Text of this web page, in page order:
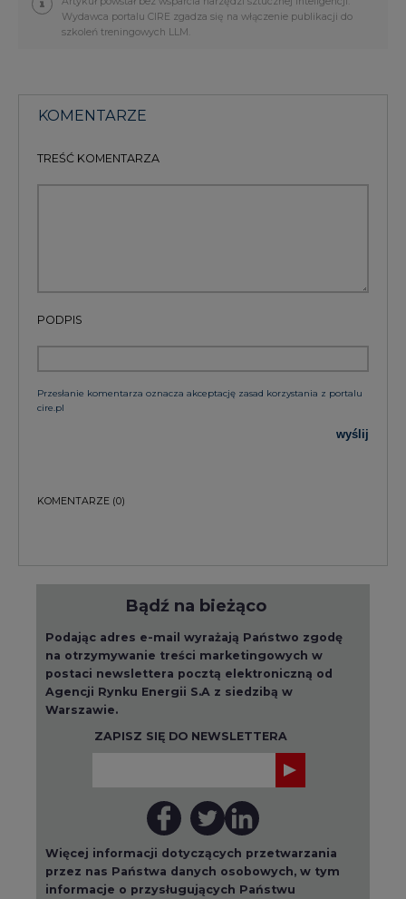
Wydawca portalu CIRE zgadza się na włączenie publikacji do
szkoleń treningowych LLM.
KOMENTARZE
TREŚĆ KOMENTARZA
PODPIS
Przesłanie komentarza oznacza akceptację zasad korzystania z portalu
cire.pl
wyślij
KOMENTARZE (0)
Bądź na bieżąco
Podając adres e-mail wyrażają Państwo zgodę
na otrzymywanie treści marketingowych w
postaci newslettera pocztą elektroniczną od
Agencji Rynku Energii S.A z siedzibą w
Warszawie.
ZAPISZ SIĘ DO NEWSLETTERA
Więcej informacji dotyczących przetwarzania
przez nas Państwa danych osobowych, w tym
informacje o przysługujących Państwu